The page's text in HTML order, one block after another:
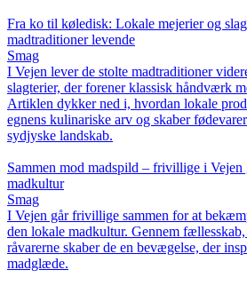
Fra ko til køledisk: Lokale mejerier og
madtraditioner levende
Smag
I Vejen lever de stolte madtraditioner
slagterier, der forener klassisk håndværk
Artiklen dykker ned i, hvordan lokale
egnens kulinariske arv og skaber
sydjyske landskab.
Sammen mod madspild – frivillige i
madkultur
Smag
I Vejen går frivillige sammen for at
den lokale madkultur. Gennem
råvarerne skaber de en bevægelse, der
madglæde.